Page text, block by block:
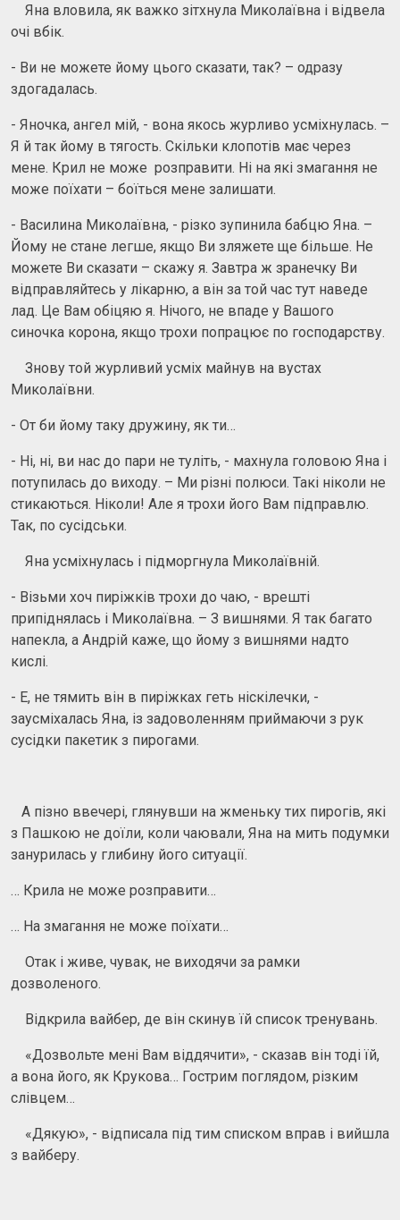
Яна вловила, як важко зітхнула Миколаївна і відвела
очі вбік.
- Ви не можете йому цього сказати, так? – одразу
здогадалась.
- Яночка, ангел мій, - вона якось журливо усміхнулась. –
Я й так йому в тягость. Скільки клопотів має через
мене. Крил не може розправити. Ні на які змагання не
може поїхати – боїться мене залишати.
- Василина Миколаївна, - різко зупинила бабцю Яна. –
Йому не стане легше, якщо Ви зляжете ще більше. Не
можете Ви сказати – скажу я. Завтра ж зранечку Ви
відправляйтесь у лікарню, а він за той час тут наведе
лад. Це Вам обіцяю я. Нічого, не впаде у Вашого
синочка корона, якщо трохи попрацює по господарству.
Знову той журливий усміх майнув на вустах
Миколаївни.
- От би йому таку дружину, як ти…
- Ні, ні, ви нас до пари не туліть, - махнула головою Яна і
потупилась до виходу. – Ми різні полюси. Такі ніколи не
стикаються. Ніколи! Але я трохи його Вам підправлю.
Так, по сусідськи.
Яна усміхнулась і підморгнула Миколаївній.
- Візьми хоч пиріжків трохи до чаю, - врешті
припіднялась і Миколаївна. – З вишнями. Я так багато
напекла, а Андрій каже, що йому з вишнями надто
кислі.
- Е, не тямить він в пиріжках геть ніскілечки, -
заусміхалась Яна, із задоволенням приймаючи з рук
сусідки пакетик з пирогами.
А пізно ввечері, глянувши на жменьку тих пирогів, які
з Пашкою не доїли, коли чаювали, Яна на мить подумки
занурилась у глибину його ситуації.
… Крила не може розправити…
… На змагання не може поїхати…
Отак і живе, чувак, не виходячи за рамки
дозволеного.
Відкрила вайбер, де він скинув їй список тренувань.
«Дозвольте мені Вам віддячити», - сказав він тоді їй,
а вона його, як Крукова… Гострим поглядом, різким
слівцем…
«Дякую», - відписала під тим списком вправ і вийшла
з вайберу.